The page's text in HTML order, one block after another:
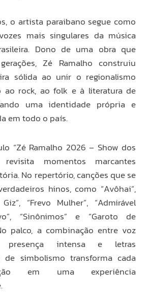
o artista paraibano segue como
mais singulares da música
Dono de uma obra que
Zé Ramalho construiu
sólida ao unir o regionalismo
ao rock, ao folk e à literatura de
uma identidade própria e
em todo o país.
“Zé Ramalho 2026 – Show dos
revisita momentos marcantes
No repertório, canções que se
hinos, como “Avôhai”,
“Frevo Mulher”, “Admirável
“Sinônimos” e “Garoto de
palco, a combinação entre voz
presença intensa e letras
de simbolismo transforma cada
em uma experiência